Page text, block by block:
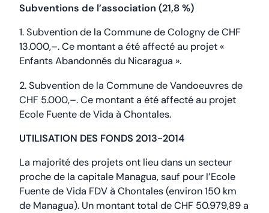
Subventions de l’association (21,8 %)
1. Subvention de la Commune de Cologny de CHF
13.000,–. Ce montant a été affecté au projet «
Enfants Abandonnés du Nicaragua ».
2. Subvention de la Commune de Vandoeuvres de
CHF 5.000,–. Ce montant a été affecté au projet
Ecole Fuente de Vida à Chontales.
UTILISATION DES FONDS 2013-2014
La majorité des projets ont lieu dans un secteur
proche de la capitale Managua, sauf pour l’Ecole
Fuente de Vida FDV à Chontales (environ 150 km
de Managua). Un montant total de CHF 50.979,89 a